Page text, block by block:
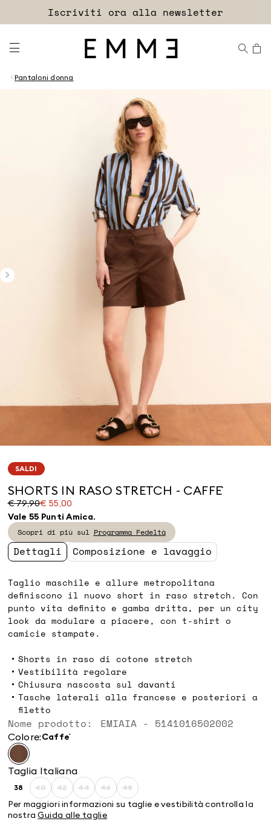
EXTRA SCONTO
Iscriviti ora alla newsletter
Pantaloni donna
SALDI
SHORTS IN RASO STRETCH - CAFFE`
€ 79,90€ 55,00
Prezzo
originale
€
79,90
Prezzo
corrente
€
55,00
Vale 55 Punti Amica.
Scopri di più sul Programma Fedeltà
Dettagli Composizione e lavaggio
Taglio maschile e allure metropolitana
definiscono il nuovo short in raso stretch. Con
punto vita definito e gamba dritta, per un city
look da modulare a piacere, con t-shirt o
camicie stampate.
Shorts in raso di cotone stretch
Vestibilità regolare
Chiusura nascosta sul davanti
Tasche laterali alla francese e posteriori a
filetto
Nome prodotto: EMIAIA - 5141016502002
Colore: caffe`
Taglia Italiana
38Taglia:
40Taglia:
40
Prodotto
terminato
42Taglia:
42
Prodotto
terminato
44Taglia:
44
Prodotto
terminato
46Taglia:
46
Prodotto
terminato
48Taglia:
48
Prodotto
Per maggiori informazioni su taglie e vestibilità controlla la
nostraGuida alle taglie